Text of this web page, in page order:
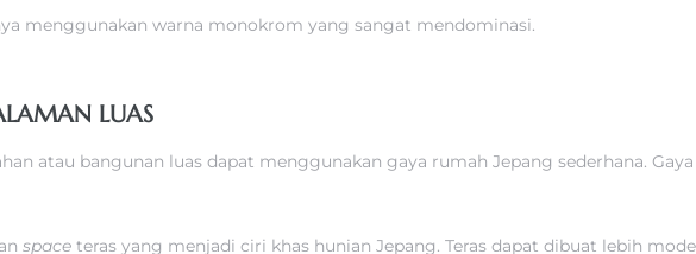
menggunakan warna monokrom yang sangat mendominasi.
LUAS
atau bangunan luas dapat menggunakan gaya rumah Jepang sederhana.
space teras yang menjadi ciri khas hunian Jepang. Teras dapat dibuat lebih